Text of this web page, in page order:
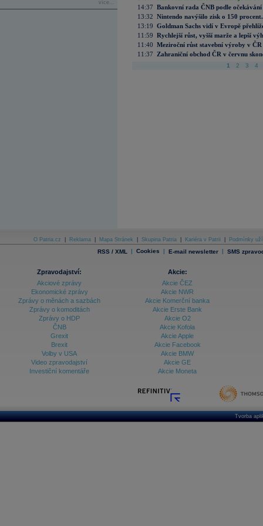
více...
14:37 Bankovní rada ČNB podle
13:32 Nintendo navýšilo zisk o 150
13:19 Goldman Sachs vidí v Evropě
11:59 Rychlejší růst, vyšší marže a lepší
11:40 Meziroční růst stavební výroby v
11:37
Zahraniční obchod ČR v červnu
1 2 3 4
O Patria.cz Reklama Mapa Stránek Skupina Patria Kariéra v Patrii Podmínky
RSS / XML | Cookies | E-mail newsletter | SMS
Zpravodajství:
Akciové zprávy
Ekonomické zprávy
Zprávy o měnách a sazbách
Zprávy o komoditách
Zprávy o HDP
ČNB
Grexit
Brexit
Volby v USA
Video zpravodajství
Investiční komentáře
Akcie:
Akcie ČEZ
Akcie NWR
Akcie Komerční banka
Akcie Erste Bank
Akcie O2
Akcie Kofola
Akcie Apple
Akcie Facebook
Akcie BMW
Akcie GE
Akcie Moneta
Tvorba